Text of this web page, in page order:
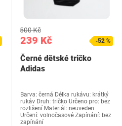
239 Kč
500 Kč
-52 %
Černé dětské tričko
Adidas
Barva: černá Délka rukávu: krátký
rukáv Druh: tričko Určeno pro: bez
rozlišení Materiál: neuveden
Určení: volnočasové Zapínání: bez
zapínání